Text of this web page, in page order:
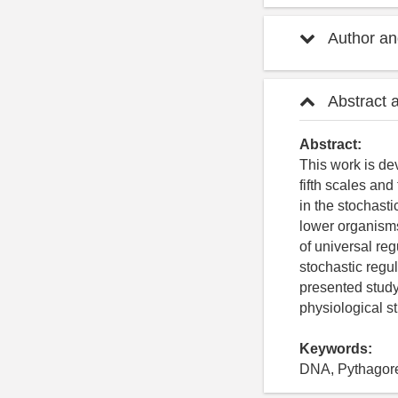
Author
Abstract
Abstract:
This work is
fifth scales
in the
lower
of universal
stochastic
presented
physiological
Keywords:
DNA,